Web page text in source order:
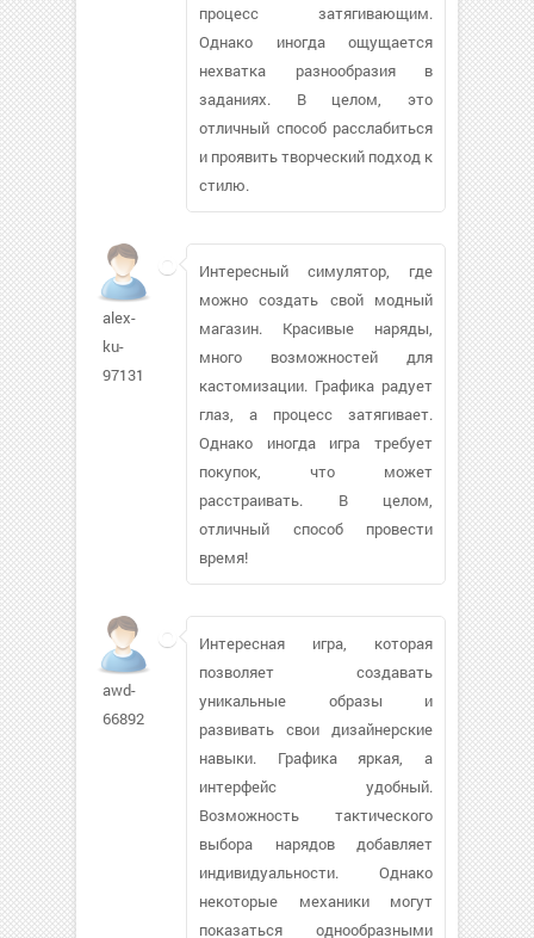
процесс затягивающим.
Однако иногда ощущается
нехватка разнообразия в
заданиях. В целом, это
отличный способ расслабиться
и проявить творческий подход к
стилю.
alex-
ku-
97131
Интересный симулятор, где
можно создать свой модный
магазин. Красивые наряды,
много возможностей для
кастомизации. Графика радует
глаз, а процесс затягивает.
Однако иногда игра требует
покупок, что может
расстраивать. В целом,
отличный способ провести
время!
awd-
66892
Интересная игра, которая
позволяет создавать
уникальные образы и
развивать свои дизайнерские
навыки. Графика яркая, а
интерфейс удобный.
Возможность тактического
выбора нарядов добавляет
индивидуальности. Однако
некоторые механики могут
показаться однообразными